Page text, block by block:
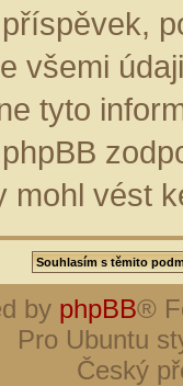
všemi
tyto
phpBB
mohl vést
by phpBB®
Pro Ubuntu
Český